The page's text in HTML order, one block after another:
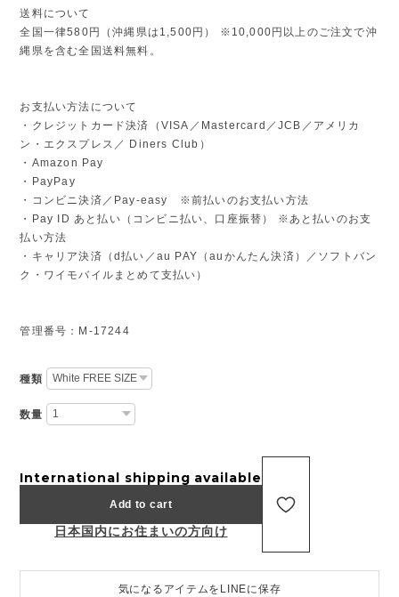
送料について
全国一律580円（沖縄県は1,500円） ※10,000円以上のご注文で沖
縄県を含む全国送料無料。
お支払い方法について
・クレジットカード決済（VISA／Mastercard／JCB／アメリカ
ン・エクスプレス／ Diners Club）
・Amazon Pay
・PayPay
・コンビニ決済／Pay-easy ※前払いのお支払い方法
・Pay ID あと払い（コンビニ払い、口座振替） ※あと払いのお支
払い方法
・キャリア決済（d払い／au PAY（auかんたん決済）／ソフトバン
ク・ワイモバイルまとめて支払い）
管理番号：M-17244
種類
数量
International shipping available
Add to cart
日本国内にお住まいの方向け
気になるアイテムをLINEに保存